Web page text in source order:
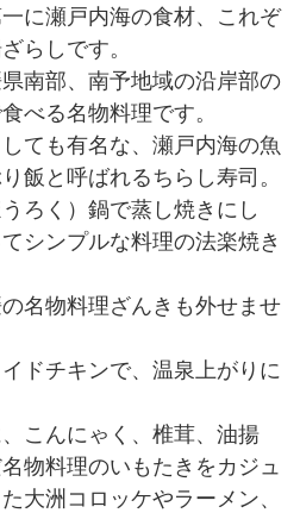
に瀬戸内海の食材、これぞ
らしです。
南部、南予地域の沿岸部の
べる名物料理です。
ても有名な、瀬戸内海の魚
飯と呼ばれるちらし寿司。
ろく）鍋で蒸し焼きにし
シンプルな料理の法楽焼き
名物料理ざんきも外せませ
ドチキンで、温泉上がりに
こんにゃく、椎茸、油揚
物料理のいもたきをカジュ
大洲コロッケやラーメン、